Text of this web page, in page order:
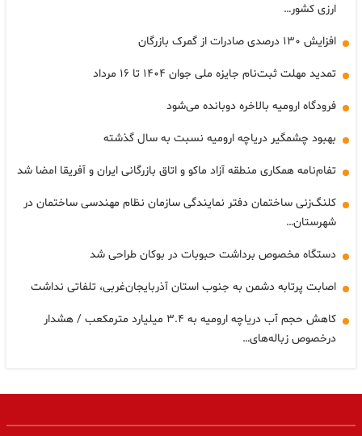
ارزی کشور…
افزایش ۱۳۰ درصدی صادرات از گمرک بازرگان
تمدید مهلت ثبت‌نام جایزه ملی جوان ۱۴۰۴ تا ۱۶ مرداد
فرودگاه ارومیه بالاخره دوبانده می‌شود
بهبود چشمگیر دریاچه ارومیه نسبت به سال گذشته
تفام‌نامه همکاری منطقه آزاد ماکو و اتاق بازرگانی ایران و آفریقا امضا شد
کلنگ‌زنی ساختمان دفتر نمایندگی سازمان نظام مهندسی ساختمان در
شهرستان…
دستگاه مخصوص برداشت حبوبات در بوکان طراحی شد
اصابت پرتابه دشمن به جنوب استان آذربایجان‌غربی، تلفاتی نداشت
کاهش حجم آب دریاچه ارومیه به ۳.۴ میلیارد مترمکعب / هشدار
درخصوص زباله‌های…